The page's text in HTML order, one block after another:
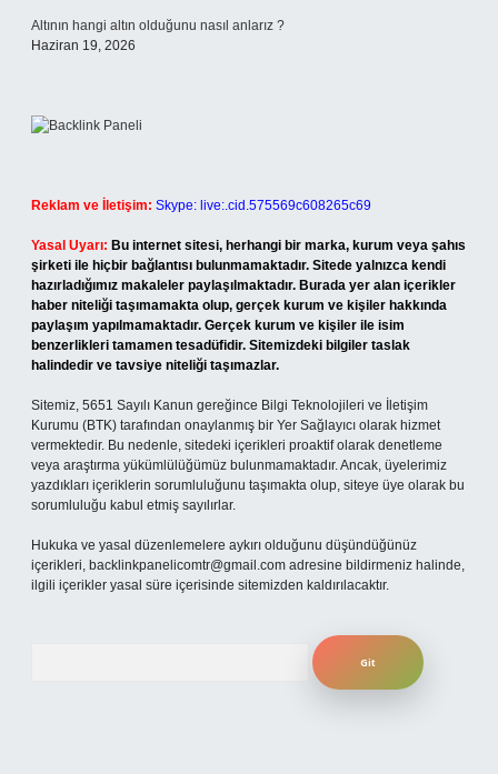
Altının hangi altın olduğunu nasıl anlarız ?
Haziran 19, 2026
Reklam ve İletişim: Skype: live:.cid.575569c608265c69
Yasal Uyarı: Bu internet sitesi, herhangi bir marka, kurum veya şahıs
şirketi ile hiçbir bağlantısı bulunmamaktadır. Sitede yalnızca kendi
hazırladığımız makaleler paylaşılmaktadır. Burada yer alan içerikler
haber niteliği taşımamakta olup, gerçek kurum ve kişiler hakkında
paylaşım yapılmamaktadır. Gerçek kurum ve kişiler ile isim
benzerlikleri tamamen tesadüfidir. Sitemizdeki bilgiler taslak
halindedir ve tavsiye niteliği taşımazlar.
Sitemiz, 5651 Sayılı Kanun gereğince Bilgi Teknolojileri ve İletişim
Kurumu (BTK) tarafından onaylanmış bir Yer Sağlayıcı olarak hizmet
vermektedir. Bu nedenle, sitedeki içerikleri proaktif olarak denetleme
veya araştırma yükümlülüğümüz bulunmamaktadır. Ancak, üyelerimiz
yazdıkları içeriklerin sorumluluğunu taşımakta olup, siteye üye olarak bu
sorumluluğu kabul etmiş sayılırlar.
Hukuka ve yasal düzenlemelere aykırı olduğunu düşündüğünüz
içerikleri, backlinkpanelicomtr@gmail.com adresine bildirmeniz halinde,
ilgili içerikler yasal süre içerisinde sitemizden kaldırılacaktır.